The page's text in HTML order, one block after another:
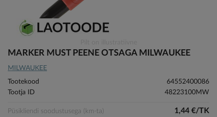
to
beginning
of
the
gallery
MARKER MUST PEENE OTSAGA MILWAUKEE
MILWAUKEE
Tootekood
64552400086
Tootja ID
48223100MW
Püsikliendi soodustusega (km-ta) 1,44 €/TK